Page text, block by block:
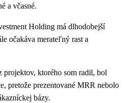
a včasné.
Holding má dlhodobejší
očakáva merateľný rast a
projektov, ktorého som radil, bol
pretože prezentované MRR nebolo
bázy.